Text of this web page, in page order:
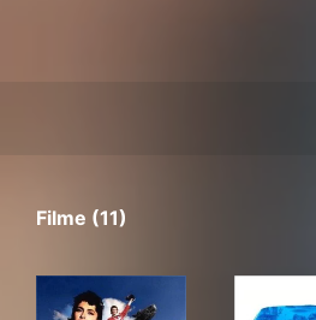
Filme (11)